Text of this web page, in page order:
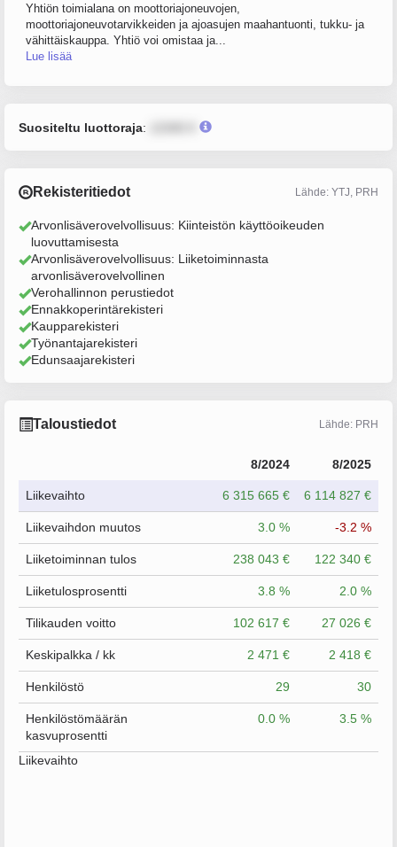
Yhtiön toimialana on moottoriajoneuvojen,
moottoriajoneuvotarvikkeiden ja ajoasujen maahantuonti, tukku- ja
vähittäiskauppa. Yhtiö voi omistaa ja...
Lue lisää
Suositeltu luottoraja:
Rekisteritiedot Lähde: YTJ, PRH
Arvonlisäverovelvollisuus: Kiinteistön käyttöoikeuden
luovuttamisesta
Arvonlisäverovelvollisuus: Liiketoiminnasta
arvonlisäverovelvollinen
Verohallinnon perustiedot
Ennakkoperintärekisteri
Kaupparekisteri
Työnantajarekisteri
Edunsaajarekisteri
Taloustiedot Lähde: PRH
8/2024 8/2025
Liikevaihto 6 315 665 € 6 114 827 €
Liikevaihdon muutos 3.0 % -3.2 %
Liiketoiminnan tulos 238 043 € 122 340 €
Liiketulosprosentti 3.8 % 2.0 %
Tilikauden voitto 102 617 € 27 026 €
Keskipalkka / kk 2 471 € 2 418 €
Henkilöstö 29 30
Henkilöstömäärän
kasvuprosentti
0.0 % 3.5 %
Liikevaihto